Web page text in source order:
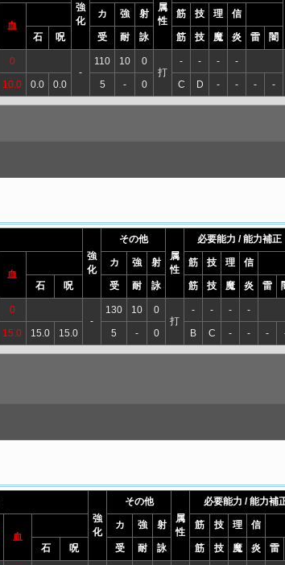
強
化
属
性
血
カ 強 射 筋 技 理 信
石 呪 受 耐 詠 筋 技 魔 炎 雷 闇
0
-
110 10
0
打
- - -
-
10.0 0.0 0.0 5 - 0 C D - - - -
強
化
その他
属
性
必要能力 / 能力補正
血
カ 強 射 筋 技 理 信
石 呪 受 耐 詠 筋 技 魔 炎 雷
0
-
130 10
0
打
- - -
-
15.0 15.0 15.0 5 - 0 B C - - -
強
化
その他
属
性
必要能力 / 能力補
血
カ 強 射 筋 技 理 信
石 呪 受 耐 詠 筋 技 魔 炎 雷